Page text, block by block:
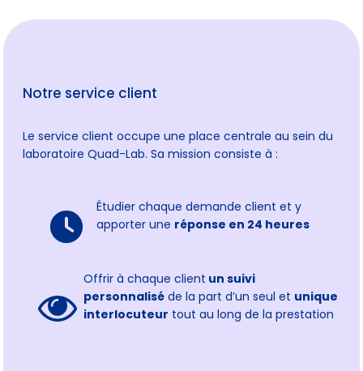
Notre service client
Le service client occupe une place centrale au sein du
laboratoire Quad-Lab. Sa mission consiste à :
Étudier chaque demande client et y
apporter une réponse en 24 heures
Offrir à chaque client un suivi
personnaliséde la part d’un seul et unique
interlocuteur tout au long de la prestation